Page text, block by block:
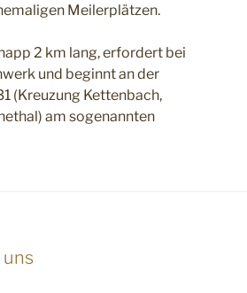
Meilerplätzen.
2 km lang, erfordert bei
und beginnt an der
(Kreuzung Kettenbach,
am sogenannten